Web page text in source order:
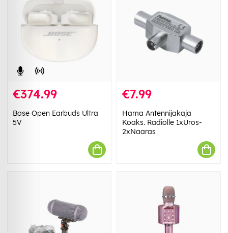
€374.99
Bose Open Earbuds Ultra
5V
€7.99
Hama Antennijakaja
Koaks. Radiolle 1xUros-
2xNaaras